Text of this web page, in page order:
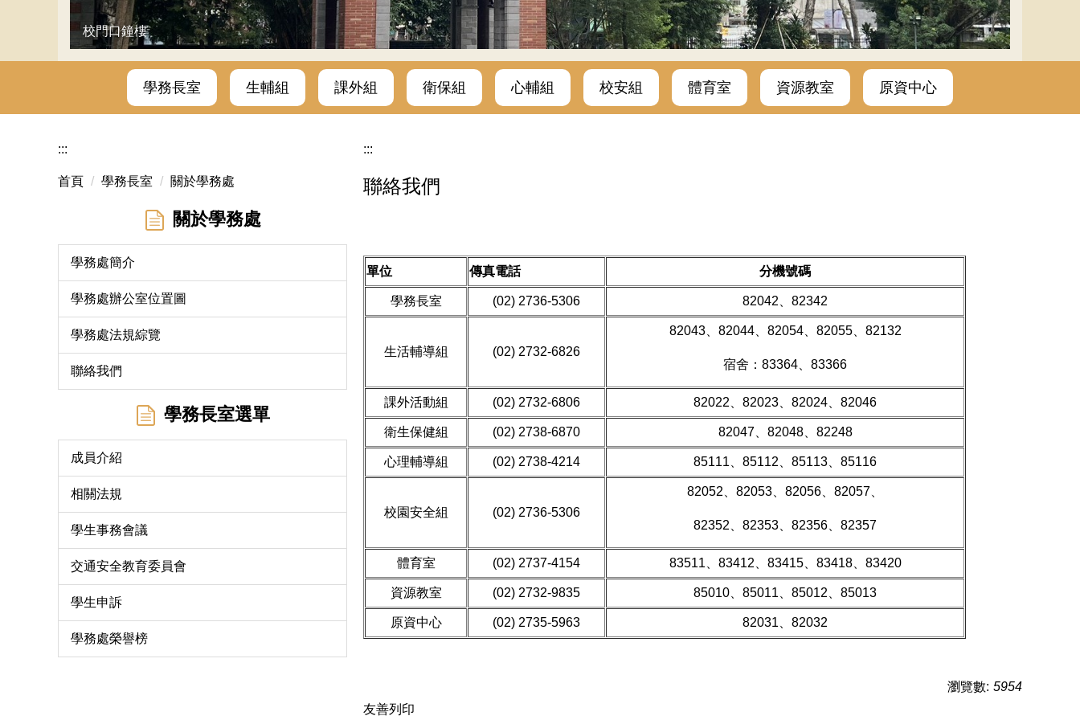
校門口鐘樓
學務長室 生輔組 課外組 衛保組 心輔組 校安組 體育室 資源教室 原資中心
:::
首頁 學務長室 關於學務處
關於學務處
學務處簡介
學務處辦公室位置圖
學務處法規綜覽
聯絡我們
學務長室選單
成員介紹
相關法規
學生事務會議
交通安全教育委員會
學生申訴
學務處榮譽榜
:::
聯絡我們
單位 傳真電話 分機號碼
學務長室 (02) 2736-5306 82042、82342
生活輔導組 (02) 2732-6826
82043、82044、82054、82055、82132
宿舍：83364、83366
課外活動組 (02) 2732-6806 82022、82023、82024、82046
衛生保健組 (02) 2738-6870 82047、82048、82248
心理輔導組 (02) 2738-4214 85111、85112、85113、85116
校園安全組 (02) 2736-5306
82052、82053、82056、82057、
82352、82353、82356、82357
體育室 (02) 2737-4154 83511、83412、83415、83418、83420
資源教室 (02) 2732-9835 85010、85011、85012、85013
原資中心 (02) 2735-5963 82031、82032
瀏覽數: 5954
友善列印